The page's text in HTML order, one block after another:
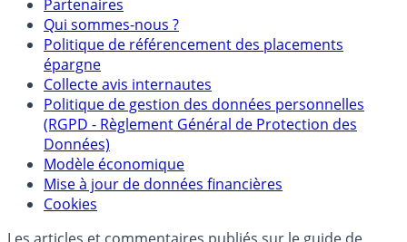
Mentions légales et Conditions d’utilisation
Partenaires
Qui sommes-nous ?
Politique de référencement des placements
épargne
Collecte avis internautes
Politique de gestion des données personnelles
(RGPD - Règlement Général de Protection des
Données)
Modèle économique
Mise à jour de données financières
Cookies